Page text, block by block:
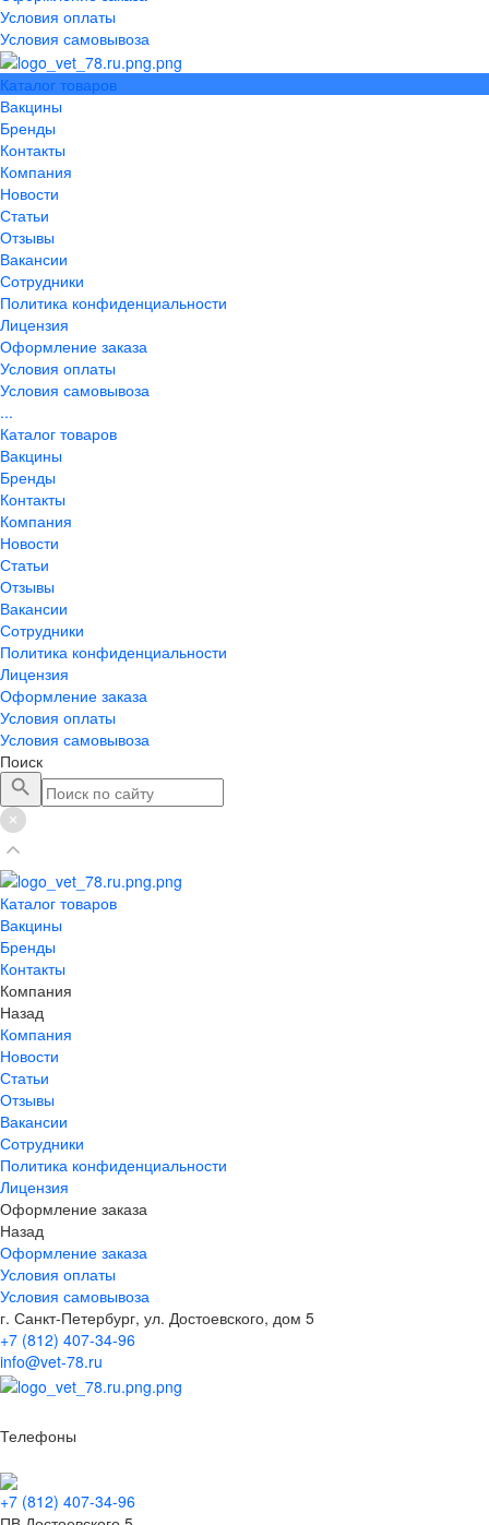
Условия оплаты
Условия самовывоза
Каталог товаров
Вакцины
Бренды
Контакты
Компания
Новости
Статьи
Отзывы
Вакансии
Сотрудники
Политика конфиденциальности
Лицензия
Оформление заказа
Условия оплаты
Условия самовывоза
...
Каталог товаров
Вакцины
Бренды
Контакты
Компания
Новости
Статьи
Отзывы
Вакансии
Сотрудники
Политика конфиденциальности
Лицензия
Оформление заказа
Условия оплаты
Условия самовывоза
Поиск
Каталог товаров
Вакцины
Бренды
Контакты
Компания
Назад
Компания
Новости
Статьи
Отзывы
Вакансии
Сотрудники
Политика конфиденциальности
Лицензия
Оформление заказа
Назад
Оформление заказа
Условия оплаты
Условия самовывоза
г. Санкт-Петербург, ул. Достоевского, дом 5
+7 (812) 407-34-96
info@vet-78.ru
Телефоны
+7 (812) 407-34-96